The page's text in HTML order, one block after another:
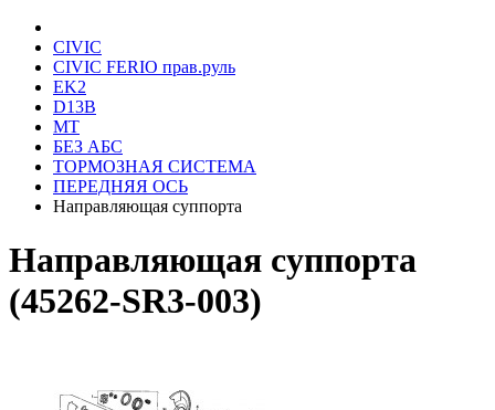
CIVIC
CIVIC FERIO прав.руль
EK2
D13B
MT
БЕЗ АБС
ТОРМОЗНАЯ СИСТЕМА
ПЕРЕДНЯЯ ОСЬ
Направляющая суппорта
Направляющая суппорта
(45262-SR3-003)